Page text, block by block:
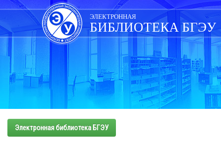
Skip
navigation
ЭЛЕКТРОННАЯ
БИБЛИОТЕКА БГЭУ
Электронная библиотека БГЭУ